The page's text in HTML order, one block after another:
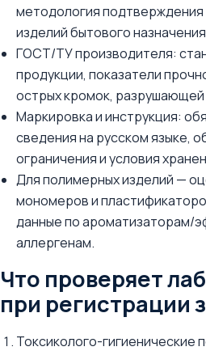
методология подтверждения
изделий бытового
ГОСТ/ТУ производителя:
продукции, показатели
острых кромок, разрушающей
Маркировка и инструкция:
сведения на русском языке,
ограничения и условия
Для полимерных изделий —
мономеров и
данные по ароматизаторам/
аллергенам.
Что проверяет
при регистрации
Токсиколого-гигиенические